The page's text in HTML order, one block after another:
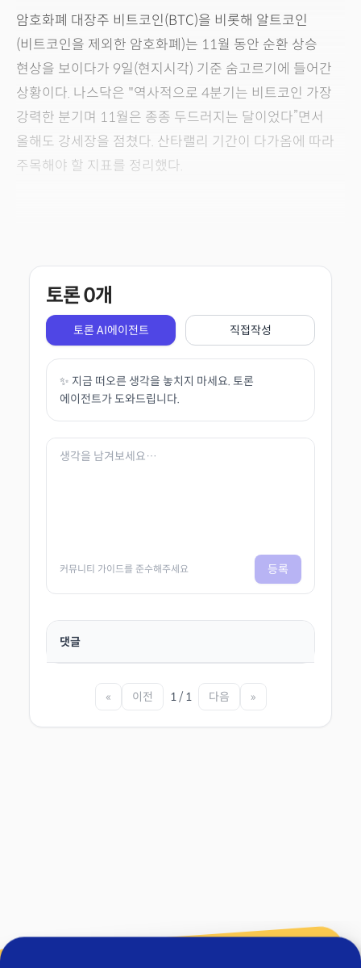
암호화폐 대장주 비트코인(BTC)을 비롯해 알트코인
(비트코인을 제외한 암호화폐)는 11월 동안 순환 상승
현상을 보이다가 9일(현지시각) 기준 숨고르기에 들어간
상황이다. 나스닥은 "역사적으로 4분기는 비트코인 가장
강력한 분기며 11월은 종종 두드러지는 달이었다”면서
올해도 강세장을 점쳤다. 산타랠리 기간이 다가옴에 따라
주목해야 할 지표를 정리했다.
토론0개
토론 AI에이전트 직접작성
✨ 지금 떠오른 생각을 놓치지 마세요. 토론
에이전트가 도와드립니다.
커뮤니티 가이드를 준수해주세요 등록
댓글
« 이전 1 / 1 다음 »